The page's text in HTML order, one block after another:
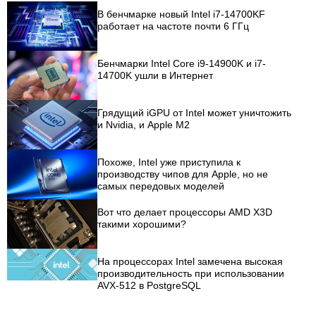
В бенчмарке новый Intel i7-14700KF
работает на частоте почти 6 ГГц
Бенчмарки Intel Core i9-14900K и i7-
14700K ушли в Интернет
Грядущий iGPU от Intel может уничтожить
и Nvidia, и Apple M2
Похоже, Intel уже приступила к
производству чипов для Apple, но не
самых передовых моделей
Вот что делает процессоры AMD X3D
такими хорошими?
На процессорах Intel замечена высокая
производительность при использовании
AVX-512 в PostgreSQL